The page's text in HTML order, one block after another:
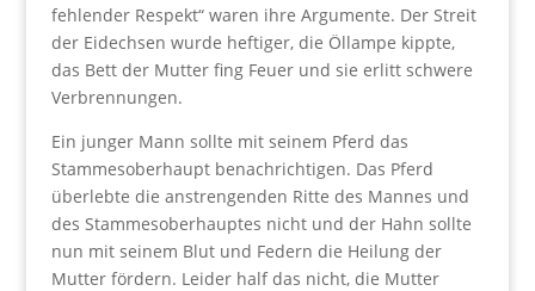
fehlender Respekt“ waren ihre Argumente. Der Streit
der Eidechsen wurde heftiger, die Öllampe kippte,
das Bett der Mutter fing Feuer und sie erlitt schwere
Verbrennungen.
Ein junger Mann sollte mit seinem Pferd das
Stammesoberhaupt benachrichtigen. Das Pferd
überlebte die anstrengenden Ritte des Mannes und
des Stammesoberhauptes nicht und der Hahn sollte
nun mit seinem Blut und Federn die Heilung der
Mutter fördern. Leider half das nicht, die Mutter